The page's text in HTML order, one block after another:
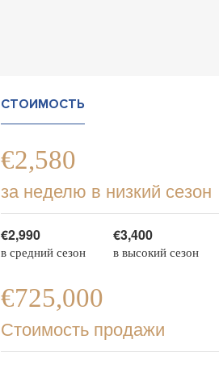
СТОИМОСТЬ
€2,580
за неделю в низкий сезон
€2,990
в средний сезон
€3,400
в высокий сезон
€725,000
Стоимость продажи